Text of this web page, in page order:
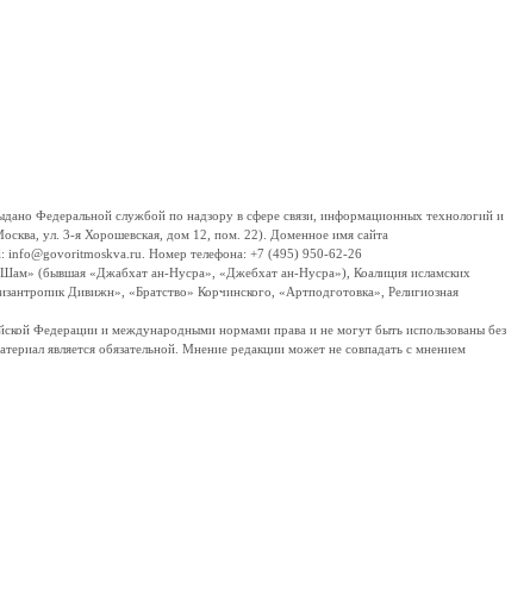
Федеральной службой по надзору в сфере связи, информационных технологий и
ул. 3-я Хорошевская, дом 12, пом. 22). Доменное имя сайта
info@govoritmoskva.ru. Номер телефона: +7 (495) 950-62-26
(бывшая «Джабхат ан-Нусра», «Джебхат ан-Нусра»), Коалиция исламских
Дивижн», «Братство» Корчинского, «Артподготовка», Религиозная
Федерации и международными нормами права и не могут быть использованы без
является обязательной. Мнение редакции может не совпадать с мнением